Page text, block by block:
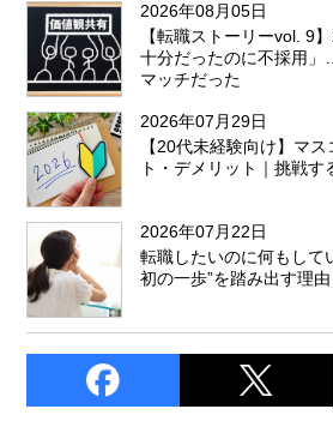
2026年08月05日
【転職ストーリーvol. 9
十分だったのに不採用
マッチだった
2026年07月29日
【20代未経験向け】マ
ト・デメリット｜挑戦
2026年07月22日
転職したいのに何もして
初の一歩”を踏み出す理由